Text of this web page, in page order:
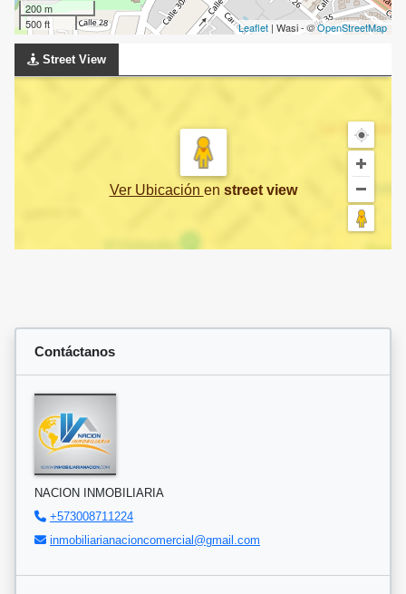
200 m
500 ft
Leaflet | Wasi - ©OpenStreetMap
Street View
Ver Ubicación en street view
Contáctanos
NACION INMOBILIARIA
+573008711224
inmobiliarianacioncomercial@gmail.com